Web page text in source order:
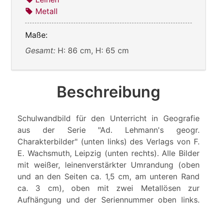
Metall
Maße:
Gesamt: H: 86 cm, H: 65 cm
Beschreibung
Schulwandbild für den Unterricht in Geografie
aus der Serie "Ad. Lehmann's geogr.
Charakterbilder" (unten links) des Verlags von F.
E. Wachsmuth, Leipzig (unten rechts). Alle Bilder
mit weißer, leinenverstärkter Umrandung (oben
und an den Seiten ca. 1,5 cm, am unteren Rand
ca. 3 cm), oben mit zwei Metallösen zur
Aufhängung und der Seriennummer oben links.